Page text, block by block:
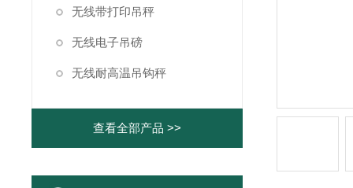
无线带打印吊秤
无线电子吊磅
无线耐高温吊钩秤
查看全部产品 >>